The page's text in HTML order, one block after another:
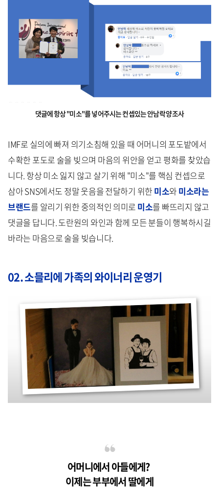
댓글에 항상 "미소"를 넣어주시는 컨셉있는 안남락 양조사
IMF로 실의에 빠져 의기소침해 있을 때 어머니의 포도밭에서
수확한 포도로 술을 빚으며 마음의 위안을 얻고 평화를 찾았습
니다. 항상 미소 잃지 않고 살기 위해 "미소"를 핵심 컨셉으로
삼아 SNS에서도 정말 웃음을 전달하기 위한 미소와 미소라는
브랜드를 알리기 위한 중의적인 의미로 미소를 빠뜨리지 않고
댓글을 답니다. 도란원의 와인과 함께 모든 분들이 행복하시길
바라는 마음으로 술을 빚습니다.
02. 소믈리에 가족의 와이너리 운영기
어머니에서 아들에게?
이제는 부부에서 딸에게